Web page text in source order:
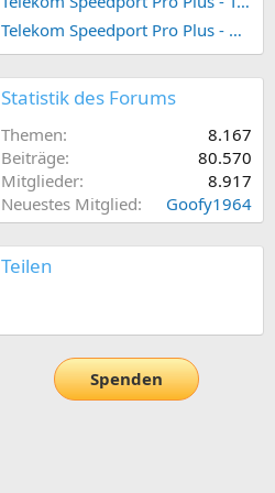
Telekom Speedport Pro Plus - Netzwerk einrichten
Statistik des Forums
Themen
8.167
Beiträge
80.570
Mitglieder
8.917
Neuestes Mitglied
Goofy1964
Teilen
Spenden